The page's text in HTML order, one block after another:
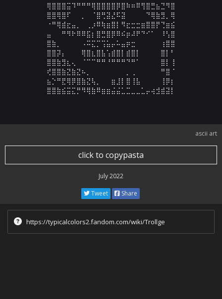
⢿⣿⣿⣿⣭⠹⠛⠛⠛⢿⣿⣿⣿⣿⡿⣿⠷⠶⠿⢻⣿⣛⣦⣙⠻⣿
⣿⣿⢿⣿⠏⠀⠀⡀⠀⠈⣿⢛⣽⣜⠯⣽⠀⠀⠀⠀⠙⢿⣷⣻⡀⢿
⠐⠛⢿⣾⣖⣤⡀⠀⢀⡰⠿⢷⣶⣿⡇⠻⣖⣒⣒⣶⣿⣿⡟⢙⣶⣮
⣤⠀⠀⠛⠻⠗⠿⠿⣯⡆⣿⣛⣿⡿⠿⠮⡶⠼⠟⠙⠊⠁⠀⠸⢣⣿
⣿⣷⡀⠀⠀⠀⠀⠠⠭⣍⡉⢩⣥⡤⠥⣤⡶⣒⠀⠀⠀⠀⠀⢰⣿⣿
⣿⣿⡽⡄⠀⠀⠀⢿⣿⣆⣿⣧⢡⣾⣿⡇⣾⣿⡇⠀⠀⠀⠀⣿⡇⠃
⣿⣿⣷⣻⣆⢄⠀⠈⠉⠉⠛⠛⠘⠛⠛⠛⠙⠛⠁⠀⠀⠀⠀⣿⡇⢸
⢞⣿⣿⣷⣝⣷⣝⠦⡀⠀⠀⠀⠀⠀⠀⠀⡀⢀⠀⠀⠀⠀⠀⠛⣿⠈
⣦⡑⠛⣟⢿⡿⣿⣷⣝⢧⡀⠀⠀⣶⣸⡇⣿⢸⣧⠀⠀⠀⠀⢸⡿⡆
⣿⣿⣷⣮⣭⣍⡛⠻⢿⣷⠿⣶⣶⣬⣬⣁⣉⣀⣀⣁⡤⢴⣺⣾⣽⡇
ascii art
click to copypasta
July 2022
Tweet Share
https://typicalcolors2.fandom.com/wiki/Trollge